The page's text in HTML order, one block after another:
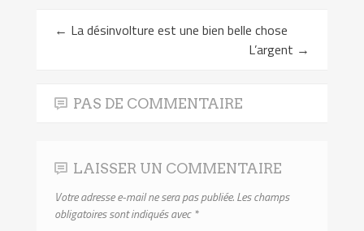
← La désinvolture est une bien belle chose
L’argent →
PAS DE COMMENTAIRE
LAISSER UN COMMENTAIRE
Votre adresse e-mail ne sera pas publiée.Les champs
obligatoires sont indiqués avec*